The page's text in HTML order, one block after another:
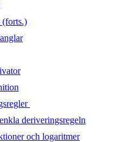
(forts.)
deriveringsregeln
och logaritmer